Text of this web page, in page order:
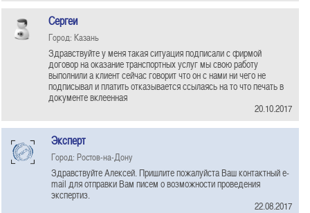
Сергеи
Город: Казань
Здравствуйте у меня такая ситуация подписали с фирмой
договор на оказание транспортных услуг мы свою работу
выполнили а клиент сейчас говорит что он с нами ни чего не
подписывал и платить отказывается ссылаясь на то что печать в
документе вклеенная
20.10.2017
Эксперт
Город: Ростов-на-Дону
Здравствуйте Алексей. Пришлите пожалуйста Ваш контактный e-
mail для отправки Вам писем о возможности проведения
экспертиз.
22.08.2017